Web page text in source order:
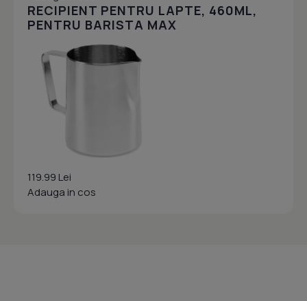
RECIPIENT PENTRU LAPTE, 460ML,
PENTRU BARISTA MAX
119.99 Lei
Adauga in cos